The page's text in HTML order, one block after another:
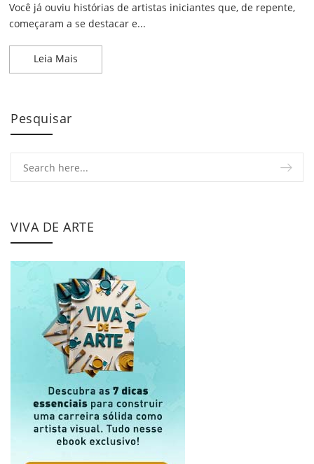
Você já ouviu histórias de artistas iniciantes que, de repente,
começaram a se destacar e...
Leia Mais
Pesquisar
VIVA DE ARTE